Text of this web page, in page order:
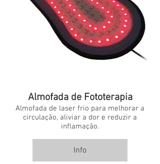
Almofada de Fototerapia
Almofada de laser frio para melhorar a
circulação, aliviar a dor e reduzir a
inflamação.
Info